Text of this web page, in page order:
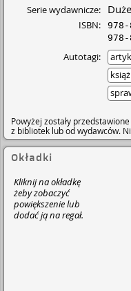
Serie wydawnicze:
ISBN:
Autotagi:
Powyżej zostały
z bibliotek lub od wydawców.
Okładki
Kliknij na okładkę
żeby zobaczyć
powiększenie lub
dodać ją na regał.